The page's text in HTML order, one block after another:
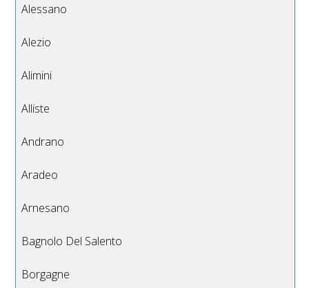
Alessano
Alezio
Alimini
Alliste
Andrano
Aradeo
Arnesano
Bagnolo Del Salento
Borgagne